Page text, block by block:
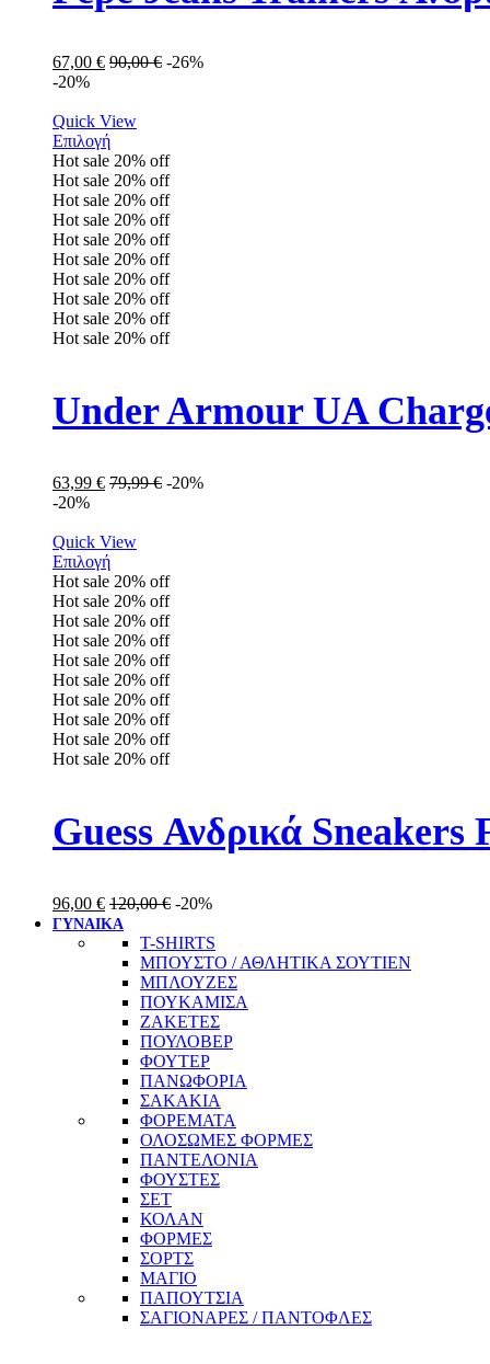
67,00 € 90,00€ -26%
-20%
Quick View
Επιλογή
Hot sale 20% off
Hot sale 20% off
Hot sale 20% off
Hot sale 20% off
Hot sale 20% off
Hot sale 20% off
Hot sale 20% off
Hot sale 20% off
Hot sale 20% off
Hot sale 20% off
Under Armour UA
63,99 € 79,99€ -20%
-20%
Quick View
Επιλογή
Hot sale 20% off
Hot sale 20% off
Hot sale 20% off
Hot sale 20% off
Hot sale 20% off
Hot sale 20% off
Hot sale 20% off
Hot sale 20% off
Hot sale 20% off
Hot sale 20% off
Guess Ανδρικά
96,00 € 120,00€ -20%
ΓΥΝΑΙΚΑ
T-SHIRTS
ΜΠΟΥΣΤΟ / ΑΘΛΗΤΙΚΑ ΣΟΥΤΙΕΝ
ΜΠΛΟΥΖΕΣ
ΠΟΥΚΑΜΙΣΑ
ΖΑΚΕΤΕΣ
ΠΟΥΛΟΒΕΡ
ΦΟΥΤΕΡ
ΠΑΝΩΦΟΡΙΑ
ΣΑΚΑΚΙΑ
ΦΟΡΕΜΑΤΑ
ΟΛΟΣΩΜΕΣ ΦΟΡΜΕΣ
ΠΑΝΤΕΛΟΝΙΑ
ΦΟΥΣΤΕΣ
ΣΕΤ
ΚΟΛΑΝ
ΦΟΡΜΕΣ
ΣΟΡΤΣ
ΜΑΓΙΟ
ΠΑΠΟΥΤΣΙΑ
ΣΑΓΙΟΝΑΡΕΣ / ΠΑΝΤΟΦΛΕΣ